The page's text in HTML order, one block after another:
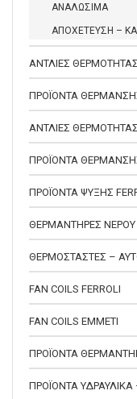
ΑΝΑΛΩΣΙΜΑ
ΑΠΟΧΕΤΕΥΣΗ –
ΑΝΤΛΙΕΣ ΘΕΡΜΟΤΗΤΑΣ
ΠΡΟΪΟΝΤΑ
ΑΝΤΛΙΕΣ ΘΕΡΜΟΤΗΤΑΣ
ΠΡΟΪΟΝΤΑ ΘΕΡΜΑΝΣΗΣ
ΠΡΟΪΟΝΤΑ ΨΥΞΗΣ
ΘΕΡΜΑΝΤΗΡΕΣ ΝΕΡΟΥ
ΘΕΡΜΟΣΤΑΣΤΕΣ –
FAN COILS FERROLI
FAN COILS EMMETI
ΠΡΟΪΟΝΤΑ
ΠΡΟΪΟΝΤΑ